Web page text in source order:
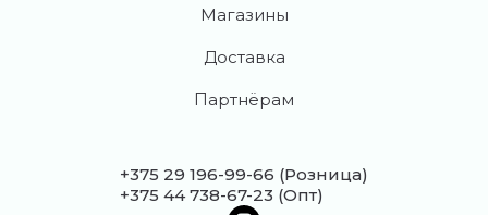
Магазины
Доставка
Партнёрам
+375 29 196-99-66 (Розница)
+375 44 738-67-23 (Опт)